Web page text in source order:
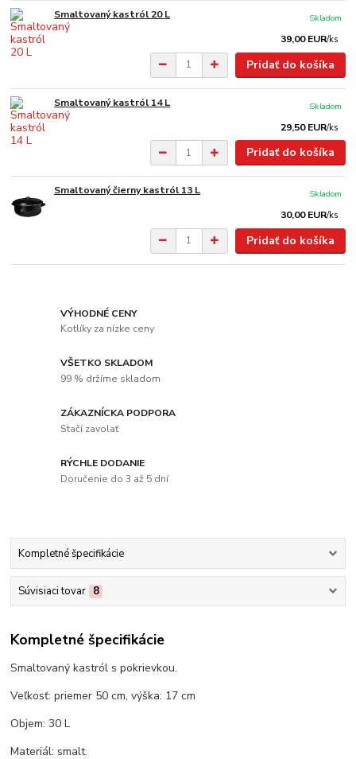
Smaltovaný kastról 20 L
39,00 EUR/ks
Skladom
Pridať do košíka
Smaltovaný kastról 14 L
29,50 EUR/ks
Skladom
Pridať do košíka
Smaltovaný čierny kastról 13 L
30,00 EUR/ks
Skladom
Pridať do košíka
VÝHODNÉ CENY
Kotlíky za nízke ceny
VŠETKO SKLADOM
99 % držíme skladom
ZÁKAZNÍCKA PODPORA
Stačí zavolať
RÝCHLE DODANIE
Doručenie do 3 až 5 dní
Kompletné špecifikácie
Súvisiaci tovar 8
Kompletné špecifikácie
Smaltovaný kastról s pokrievkou.
Veľkosť: priemer 50 cm, výška: 17 cm
Objem: 30 L
Materiál: smalt.